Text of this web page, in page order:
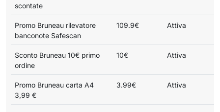
scontate
Promo Bruneau rilevatore
banconote Safescan
109.9€ Attiva
Sconto Bruneau 10€ primo
ordine
10€ Attiva
Promo Bruneau carta A4
3,99 €
3.99€ Attiva